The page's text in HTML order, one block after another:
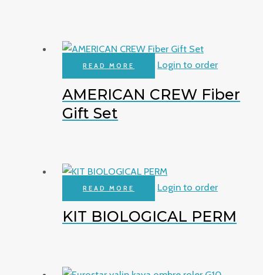
READ MORE Login to order
AMERICAN CREW Fiber
Gift Set
READ MORE Login to order
KIT BIOLOGICAL PERM